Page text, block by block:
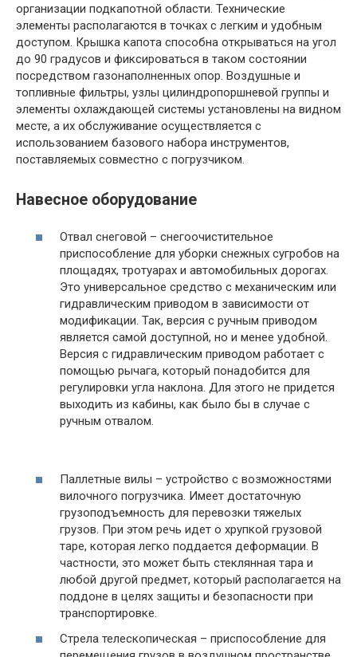
организации подкапотной области. Технические
элементы располагаются в точках с легким и удобным
доступом. Крышка капота способна открываться на угол
до 90 градусов и фиксироваться в таком состоянии
посредством газонаполненных опор. Воздушные и
топливные фильтры, узлы цилиндропоршневой группы и
элементы охлаждающей системы установлены на видном
месте, а их обслуживание осуществляется с
использованием базового набора инструментов,
поставляемых совместно с погрузчиком.
Навесное оборудование
Отвал снеговой – снегоочистительное
приспособление для уборки снежных сугробов на
площадях, тротуарах и автомобильных дорогах.
Это универсальное средство с механическим или
гидравлическим приводом в зависимости от
модификации. Так, версия с ручным приводом
является самой доступной, но и менее удобной.
Версия с гидравлическим приводом работает с
помощью рычага, который понадобится для
регулировки угла наклона. Для этого не придется
выходить из кабины, как было бы в случае с
ручным отвалом.
Паллетные вилы – устройство с возможностями
вилочного погрузчика. Имеет достаточную
грузоподъемность для перевозки тяжелых
грузов. При этом речь идет о хрупкой грузовой
таре, которая легко поддается деформации. В
частности, это может быть стеклянная тара и
любой другой предмет, который располагается на
поддоне в целях защиты и безопасности при
транспортировке.
Стрела телескопическая – приспособление для